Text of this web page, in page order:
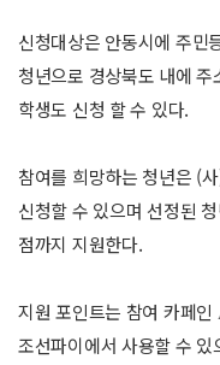
신청대상은 안동시에 주민
청년으로 경상북도 내에
학생도 신청 할 수 있다.
참여를 희망하는 청년은 (
신청할 수 있으며 선정된
점까지 지원한다.
지원 포인트는 참여 카페
조선파이에서 사용할 수 있